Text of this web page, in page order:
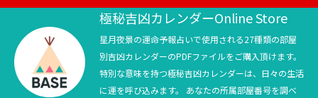
テニス四大大会・五輪
テニス四大大会・五輪
極秘吉凶カレンダーOnline Store
星月夜景の運命予報占いで使用される27種類の部屋
別吉凶カレンダーのPDFファイルをご購入頂けます。
特別な意味を持つ極秘吉凶カレンダーは、日々の生活
に運を呼び込みます。 あなたの所属部屋番号を調べ